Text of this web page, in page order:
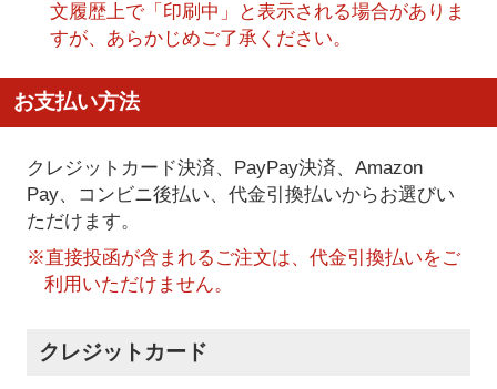
文履歴上で「印刷中」と表示される場合がありま
すが、あらかじめご了承ください。
お支払い方法
クレジットカード決済、PayPay決済、Amazon
Pay、コンビニ後払い、代金引換払いからお選びい
ただけます。
※直接投函が含まれるご注文は、代金引換払いをご
利用いただけません。
クレジットカード